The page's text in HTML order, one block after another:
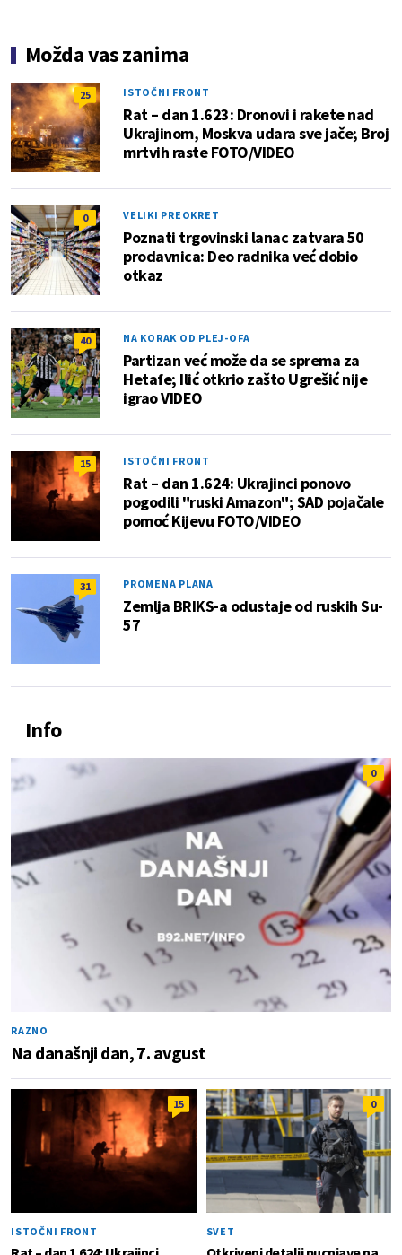
Možda vas zanima
25 ISTOČNI FRONT
Rat – dan 1.623: Dronovi i rakete nad
Ukrajinom, Moskva udara sve jače; Broj
mrtvih raste FOTO/VIDEO
0 VELIKI PREOKRET
Poznati trgovinski lanac zatvara 50
prodavnica: Deo radnika već dobio
otkaz
40 NA KORAK OD PLEJ-OFA
Partizan već može da se sprema za
Hetafe; Ilić otkrio zašto Ugrešić nije
igrao VIDEO
15 ISTOČNI FRONT
Rat – dan 1.624: Ukrajinci ponovo
pogodili "ruski Amazon"; SAD pojačale
pomoć Kijevu FOTO/VIDEO
31 PROMENA PLANA
Zemlja BRIKS-a odustaje od ruskih Su-
57
Info
0
RAZNO
Na današnji dan, 7. avgust
15
ISTOČNI FRONT
0
SVET